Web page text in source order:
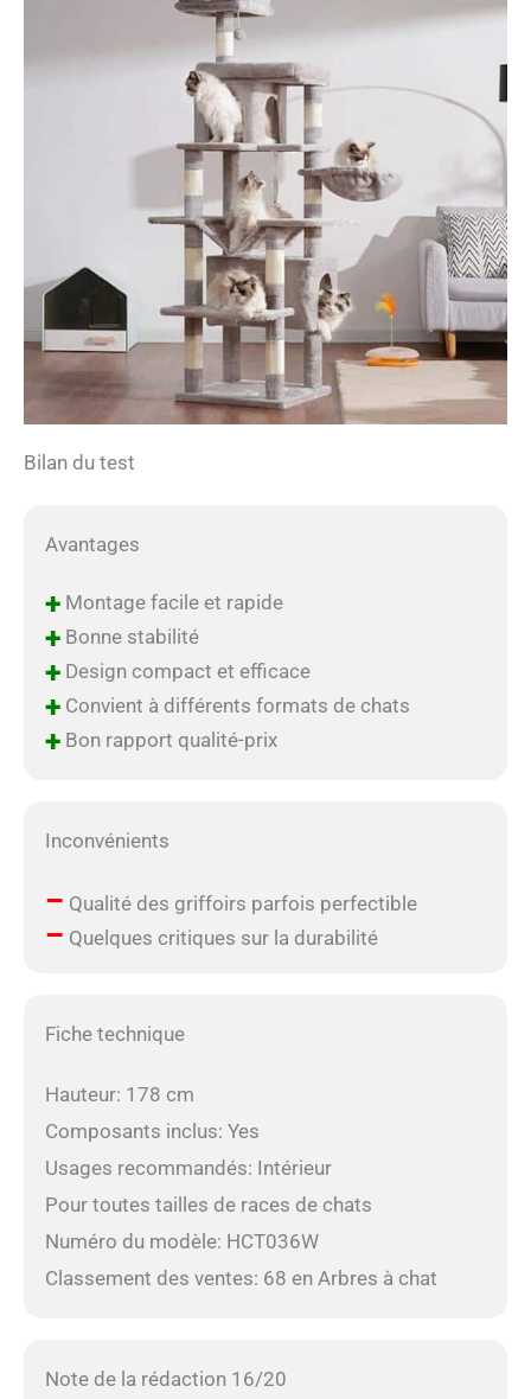
Bilan du test
Avantages
+Montage facile et rapide
+Bonne stabilité
+Design compact et efficace
+Convient à différents formats de chats
+Bon rapport qualité-prix
Inconvénients
– Qualité des griffoirs parfois perfectible
– Quelques critiques sur la durabilité
Fiche technique
Hauteur: 178 cm
Composants inclus: Yes
Usages recommandés: Intérieur
Pour toutes tailles de races de chats
Numéro du modèle: HCT036W
Classement des ventes: 68 en Arbres à chat
Note de la rédaction 16/20